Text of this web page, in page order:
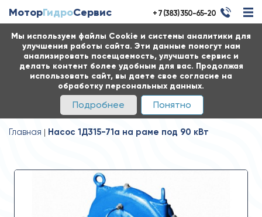
Мы используем файлы Cookie и системы аналитики для
улучшения работы сайта. Эти данные помогут нам
анализировать посещаемость, улучшать сервис и
делать контент более удобным для вас. Продолжая
использовать сайт, вы даете свое согласие на
обработку персональных данных.
Подробнее Понятно
МоторГидроСервис + 7 (383) 350-65-20
Главная Насос 1Д315-71а на раме под 90 кВт